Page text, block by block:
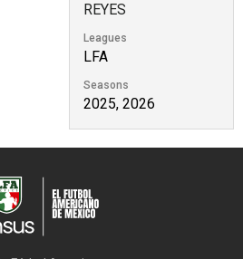
REYES
Leagues
LFA
Seasons
2025, 2026